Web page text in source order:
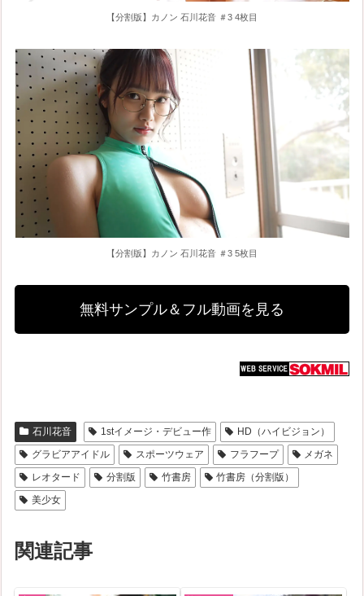
【分割版】カノン 石川花音 ＃3 4枚目
【分割版】カノン 石川花音 ＃3 5枚目
無料サンプル＆フル動画を見る
石川花音 1stイメージ・デビュー作
HD（ハイビジョン）
グラビアアイドル
スポーツウェア フラフープ
メガネ
レオタード
分割版 竹書房
竹書房（分割版）
美少女
関連記事